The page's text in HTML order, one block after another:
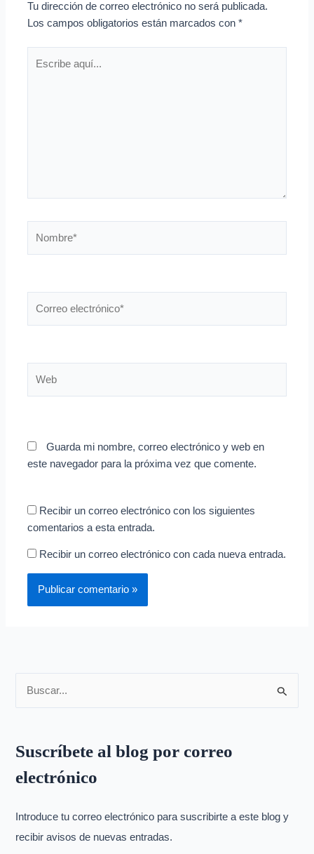
Tu dirección de correo electrónico no será publicada.
Los campos obligatorios están marcados con*
Guarda mi nombre, correo electrónico y web en
este navegador para la próxima vez que comente.
Recibir un correo electrónico con los siguientes
comentarios a esta entrada.
Recibir un correo electrónico con cada nueva entrada.
c
a
p
o
Suscríbete al blog por correo
electrónico
Introduce tu correo electrónico para suscribirte a este blog y
recibir avisos de nuevas entradas.